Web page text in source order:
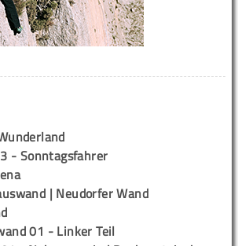
- Sonntagsfahrer
| Neudorfer Wand
01 - Linker Teil